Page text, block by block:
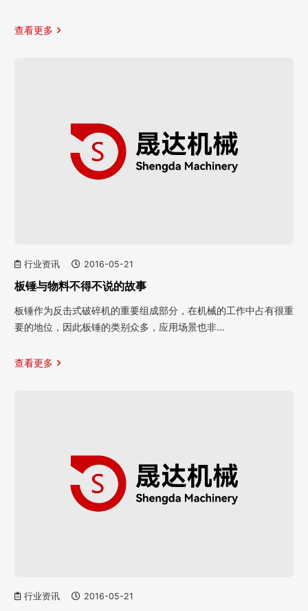
查看更多
行业资讯 2016-05-21
板锤与物料不得不说的故事
板锤作为反击式破碎机的重要组成部分，在机械的工作中占有很重
要的地位，因此板锤的类别众多，应用场景也非…
查看更多
行业资讯 2016-05-21